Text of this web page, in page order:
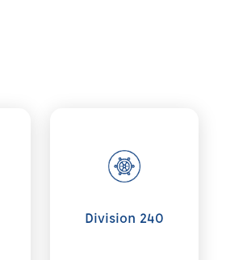
Division 240